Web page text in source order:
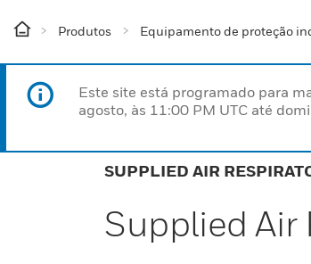
Produtos Equipamento de proteção
Este site está programado para
agosto, às 11:00 PM UTC até
SUPPLIED AIR
Supplied Air